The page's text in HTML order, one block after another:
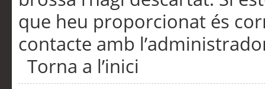
que heu proporcionat és
contacte amb
Torna a l’inici